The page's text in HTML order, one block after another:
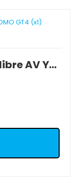
ZE-540T/OPTION Kit roue libre AV YOKOMO GT4 (x1) OCCASION.